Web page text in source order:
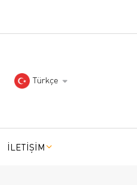
Türkçe
İLETİŞİM